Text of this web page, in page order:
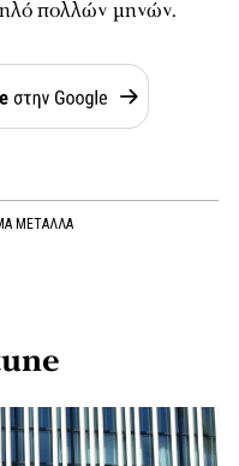
πολλών μηνών.
ΜΕΤΑΛΛΑ